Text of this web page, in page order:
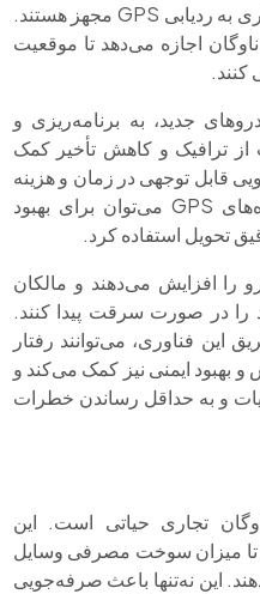
درحال‌حاضر اغلب وسایل نقلیه تجاری به ردیابی GPS مجهز هستند.
اجازه می‌دهد تا موقعیت
جدید، به برنامه‌ریزی و
از ترافیک و کاهش تأخیر کمک
قابل توجهی در زمان و هزینه
سوخت شود. علاوه‌بر این، از داده‌های GPS می‌توان برای بهبود
تحویل استفاده کرد.
را افزایش می‌دهند و مالکان
را در صورت سرقت پیدا کنند.
این فناوری، می‌توانند رفتار
و بهبود ایمنی نیز کمک می‌کند و
و به حداقل رساندن خطرات
تجاری حیاتی است. این
میزان سوخت مصرفی وسایل
این نه‌تنها باعث صرفه‌جویی